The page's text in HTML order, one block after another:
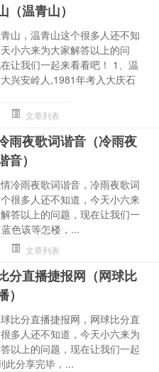
（温青山）
山，温青山这个很多人还不知
小六来为大家解答以上的问
让我们一起来看看吧！ 1、温
兴安岭人,1981年考入大庆石
文章列表
雨夜歌词谐音（冷雨夜
音）
冷雨夜歌词谐音，冷雨夜歌词
很多人还不知道，今天小六来
答以上的问题，现在让我们一
色该等怎楼，...
文章列表
分直播捷报网（网球比
）
比分直播捷报网，网球比分直
多人还不知道，今天小六来为
以上的问题，现在让我们一起
此分享完毕，...